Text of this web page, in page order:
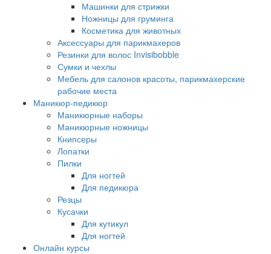
Машинки для стрижки
Ножницы для груминга
Косметика для животных
Аксессуары для парикмахеров
Резинки для волос Invisibobble
Сумки и чехлы
Мебель для салонов красоты, парикмахерские
рабочие места
Маникюр-педикюр
Маникюрные наборы
Маникюрные ножницы
Книпсеры
Лопатки
Пилки
Для ногтей
Для педикюра
Резцы
Кусачки
Для кутикул
Для ногтей
Онлайн курсы